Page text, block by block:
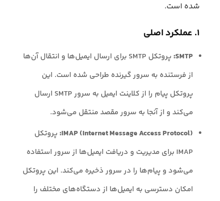
شده است.
۱. عملکرد اصلی
SMTP:
پروتکل SMTP برای ارسال ایمیل‌ها و انتقال آن‌ها
از فرستنده به سرور گیرنده طراحی شده است. این
پروتکل پیام را از کلاینت ایمیل به سرور SMTP ارسال
می‌کند و از آنجا به سرور مقصد منتقل می‌شود.
IMAP (Internet Message Access Protocol): پروتکل
IMAP برای مدیریت و دریافت ایمیل‌ها از سرور استفاده
می‌شود و پیام‌ها را در سرور ذخیره می‌کند. این پروتکل
امکان دسترسی به ایمیل‌ها از دستگاه‌های مختلف را